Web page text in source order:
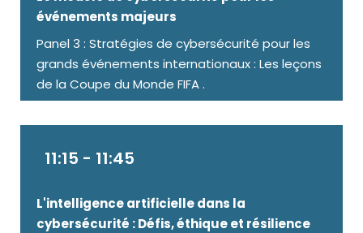
événements majeurs
Panel 3 : Stratégies de cybersécurité pour les
grands événements internationaux : Les leçons
de la Coupe du Monde FIFA .
11:15 - 11:45
L'intelligence artificielle dans la
cybersécurité : Défis, éthique et résilience